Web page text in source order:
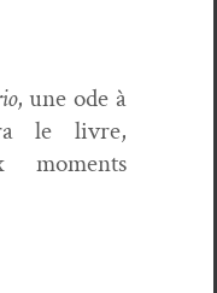
, une ode à
le livre,
moments